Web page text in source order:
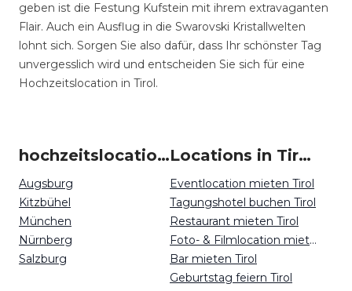
geben ist die Festung Kufstein mit ihrem extravaganten
Flair. Auch ein Ausflug in die Swarovski Kristallwelten
lohnt sich. Sorgen Sie also dafür, dass Ihr schönster Tag
unvergesslich wird und entscheiden Sie sich für eine
Hochzeitslocation in Tirol.
hochzeitslocation um Tirol
Augsburg
Kitzbühel
München
Nürnberg
Salzburg
Locations in Tirol mieten
Eventlocation mieten Tirol
Tagungshotel buchen Tirol
Restaurant mieten Tirol
Foto- & Filmlocation mieten Tirol
Bar mieten Tirol
Geburtstag feiern Tirol